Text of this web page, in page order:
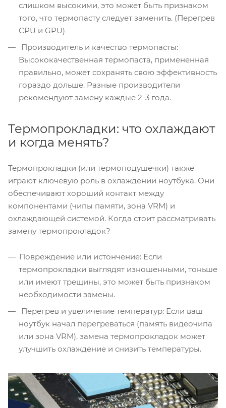
слишком высокими, это может быть признаком
того, что термопасту следует заменить. (Перегрев
CPU и GPU)
Производитель и качество термопасты:
Высококачественная термопаста, примененная
правильно, может сохранять свою эффективность
гораздо дольше. Разные производители
рекомендуют замену каждые 2-3 года.
Термопрокладки: что охлаждают
и когда менять?
Термопрокладки (или термоподушечки) также
играют ключевую роль в охлаждении ноутбука. Они
обеспечивают хороший контакт между
компонентами (чипы памяти, зона VRM) и
охлаждающей системой. Когда стоит рассматривать
замену термопрокладок?
Повреждение или истончение: Если
термопрокладки выглядят изношенными, тоньше
или имеют трещины, это может быть признаком
необходимости замены.
Перегрев и увеличение температур: Если ваш
ноутбук начал перегреваться (память видеочипа
или зона VRM), замена термопрокладок может
улучшить охлаждение и снизить температуры.